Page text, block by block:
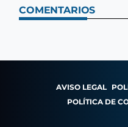
COMENTARIOS
AVISO LEGAL
POLÍTICA DE